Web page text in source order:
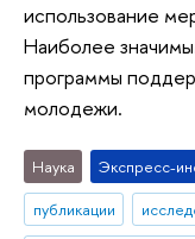
использование
Наиболее
программы
молодежи.
Наука Экспресс-
публикации